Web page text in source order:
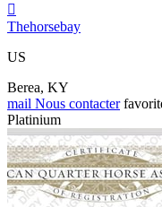

Thehorsebay
US
Berea, KY
mail Nous contacter
Platinium